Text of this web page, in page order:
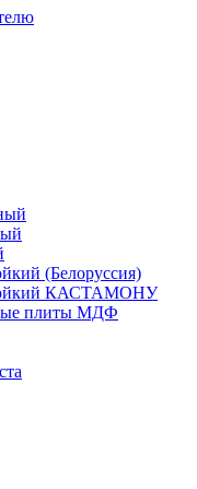
(Белоруссия)
КАСТАМОНУ
плиты МДФ